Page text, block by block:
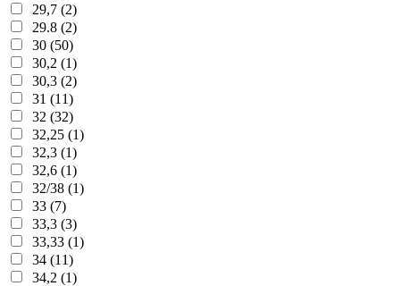
29,7 (2)
29.8 (2)
30 (50)
30,2 (1)
30,3 (2)
31 (11)
32 (32)
32,25 (1)
32,3 (1)
32,6 (1)
32/38 (1)
33 (7)
33,3 (3)
33,33 (1)
34 (11)
34,2 (1)